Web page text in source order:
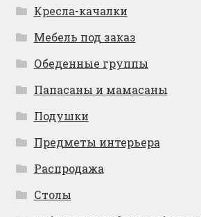
Кресла-качалки
Мебель под заказ
Обеденные группы
Папасаны и мамасаны
Подушки
Предметы интерьера
Распродажа
Столы